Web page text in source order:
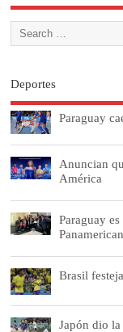
Deportes
Paraguay
Anuncian
América
Paraguay
Brasil
Japón dio